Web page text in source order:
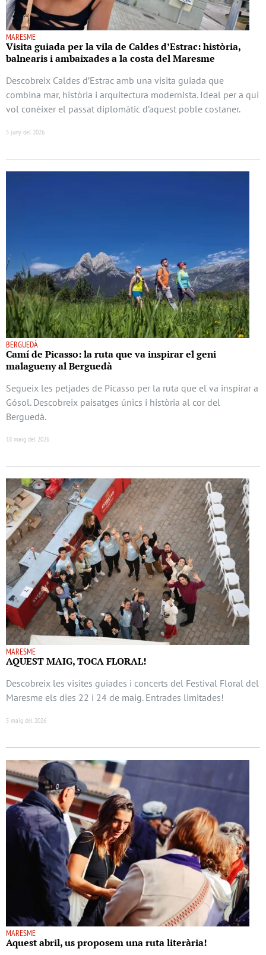
MARESME
Visita guiada per la vila de Caldes d’Estrac: història,
balnearis i ambaixades a la costa del Maresme
Descobreix Caldes d’Estrac amb una visita guiada que
combina mar, història i arquitectura modernista. Ideal per a qui
vol conèixer el passat diplomàtic d’aquest poble costaner.
5 juny del 2026
BERGUEDÀ
Camí de Picasso: la ruta que va inspirar el geni
malagueny al Berguedà
Segueix les petjades de Picasso per la ruta que el va inspirar a
Gósol. Descobreix paisatges únics i història al cor del
Berguedà.
18 maig del 2026
MARESME
AQUEST MAIG, TOCA FLORAL!
Descobreix les visites guiades i concerts del Festival Floral del
Maresme els dies 22 i 24 de maig. Entrades limitades!
5 maig del 2026
MARESME
Aquest abril, us proposem una ruta literària!